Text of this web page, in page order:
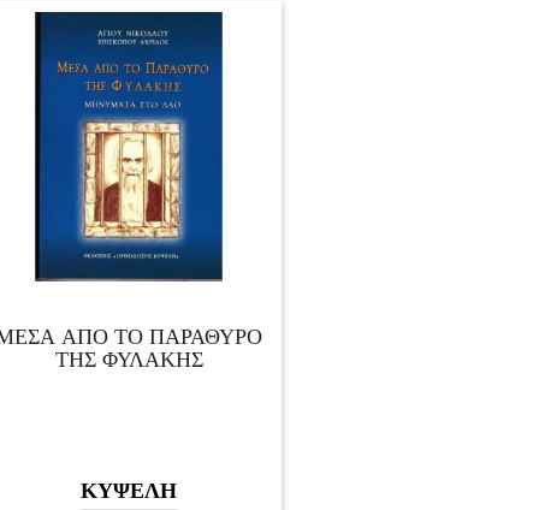
ΑΠΟ ΤΟ ΠΑΡΑΘΥΡΟ
ΤΗΣ ΦΥΛΑΚΗΣ
ΚΥΨΕΛΗ